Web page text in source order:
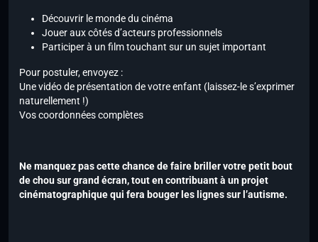
Découvrir le monde du cinéma
Jouer aux côtés d’acteurs professionnels
Participer à un film touchant sur un sujet important
Pour postuler, envoyez :
Une vidéo de présentation de votre enfant (laissez-le s’exprimer
naturellement !)
Vos coordonnées complètes
Ne manquez pas cette chance de faire briller votre petit bout
de chou sur grand écran, tout en contribuant à un projet
cinématographique qui fera bouger les lignes sur l’autisme.